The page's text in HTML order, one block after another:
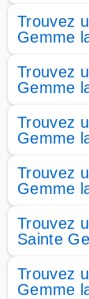
Trouvez
Gemme
Trouvez
Gemme
Trouvez
Gemme
Trouvez
Gemme
Trouvez
Sainte
Trouvez
Gemme